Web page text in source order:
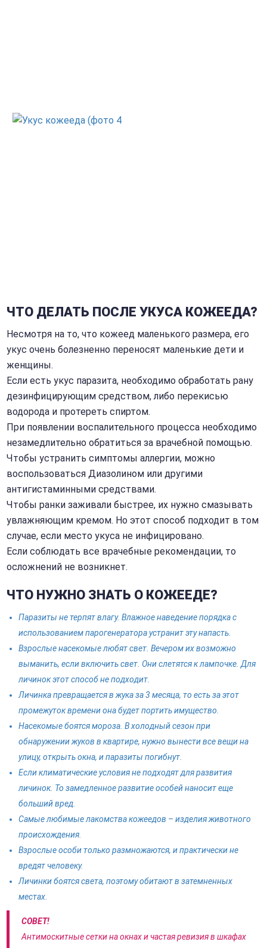
ЧТО ДЕЛАТЬ ПОСЛЕ УКУСА КОЖЕЕДА?
Несмотря на то, что кожеед маленького размера, его
укус очень болезненно переносят маленькие дети и
женщины.
Если есть укус паразита, необходимо обработать рану
дезинфицирующим средством, либо перекисью
водорода и протереть спиртом.
При появлении воспалительного процесса необходимо
незамедлительно обратиться за врачебной помощью.
Чтобы устранить симптомы аллергии, можно
воспользоваться Диазолином или другими
антигистаминными средствами.
Чтобы ранки заживали быстрее, их нужно смазывать
увлажняющим кремом. Но этот способ подходит в том
случае, если место укуса не инфицировано.
Если соблюдать все врачебные рекомендации, то
осложнений не возникнет.
ЧТО НУЖНО ЗНАТЬ О КОЖЕЕДЕ?
Паразиты не терпят влагу. Влажное наведение порядка с
использованием парогенератора устранит эту напасть.
Взрослые насекомые любят свет. Вечером их возможно
выманить, если включить свет. Они слетятся к лампочке. Для
личинок этот способ не подходит.
Личинка превращается в жука за 3 месяца, то есть за этот
промежуток времени она будет портить имущество.
Насекомые боятся мороза. В холодный сезон при
обнаружении жуков в квартире, нужно вынести все вещи на
улицу, открыть окна, и паразиты погибнут.
Если климатические условия не подходят для развития
личинок. То замедленное развитие особей наносит еще
больший вред.
Самые любимые лакомства кожеедов – изделия животного
происхождения.
Взрослые особи только размножаются, и практически не
вредят человеку.
Личинки боятся света, поэтому обитают в затемненных
местах.
СОВЕТ!
Антимоскитные сетки на окнах и частая ревизия в шкафах